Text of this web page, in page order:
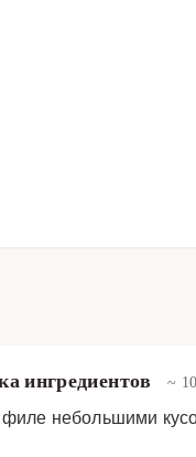
ингредиентов ~
небольшими